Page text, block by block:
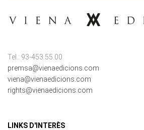
Tel.: 93-453.55.00
premsa@vienaedicions.com
viena@vienaedicions.com
rights@vienaedicions.com
LINKS D'INTERÈS